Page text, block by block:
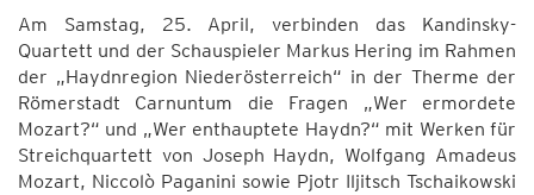
Am Samstag, 25. April, verbinden das Kandinsky-
Quartett und der Schauspieler Markus Hering im Rahmen
der „Haydnregion Niederösterreich“ in der Therme der
Römerstadt Carnuntum die Fragen „Wer ermordete
Mozart?“ und „Wer enthauptete Haydn?“ mit Werken für
Streichquartett von Joseph Haydn, Wolfgang Amadeus
Mozart, Niccolò Paganini sowie Pjotr Iljitsch Tschaikowski